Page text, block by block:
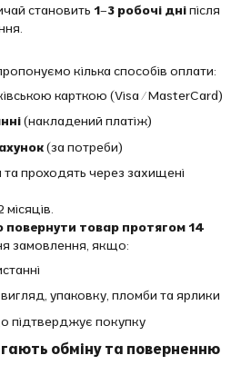
становить 1–3 робочі дніпісля
кілька способів оплати:
карткою (Visa / MasterCard)
(накладений платіж)
(за потреби)
та проходять через захищені
місяців.
повернути товар протягом 14
замовлення, якщо:
упаковку, пломби та ярлики
підтверджує покупку
обміну та поверненню